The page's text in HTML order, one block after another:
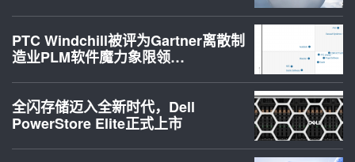
PTC Windchill被评为Gartner离散制
造业PLM软件魔力象限领…
全闪存储迈入全新时代，Dell
PowerStore Elite正式上市